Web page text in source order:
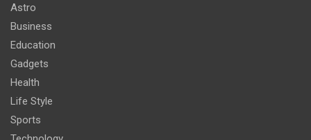
Astro
Business
Education
Gadgets
Health
Life Style
Sports